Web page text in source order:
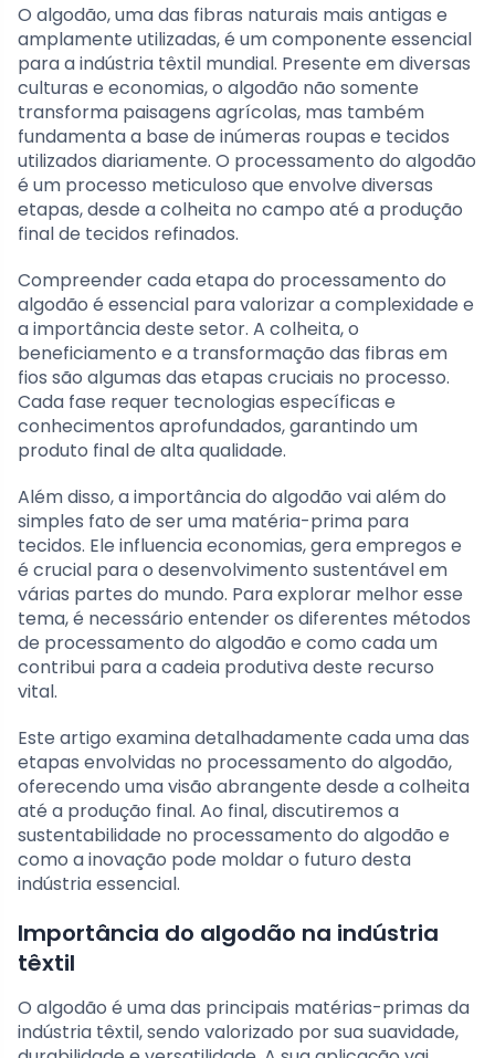
O algodão, uma das fibras naturais mais antigas e
amplamente utilizadas, é um componente essencial
para a indústria têxtil mundial. Presente em diversas
culturas e economias, o algodão não somente
transforma paisagens agrícolas, mas também
fundamenta a base de inúmeras roupas e tecidos
utilizados diariamente. O processamento do algodão
é um processo meticuloso que envolve diversas
etapas, desde a colheita no campo até a produção
final de tecidos refinados.
Compreender cada etapa do processamento do
algodão é essencial para valorizar a complexidade e
a importância deste setor. A colheita, o
beneficiamento e a transformação das fibras em
fios são algumas das etapas cruciais no processo.
Cada fase requer tecnologias específicas e
conhecimentos aprofundados, garantindo um
produto final de alta qualidade.
Além disso, a importância do algodão vai além do
simples fato de ser uma matéria-prima para
tecidos. Ele influencia economias, gera empregos e
é crucial para o desenvolvimento sustentável em
várias partes do mundo. Para explorar melhor esse
tema, é necessário entender os diferentes métodos
de processamento do algodão e como cada um
contribui para a cadeia produtiva deste recurso
vital.
Este artigo examina detalhadamente cada uma das
etapas envolvidas no processamento do algodão,
oferecendo uma visão abrangente desde a colheita
até a produção final. Ao final, discutiremos a
sustentabilidade no processamento do algodão e
como a inovação pode moldar o futuro desta
indústria essencial.
Importância do algodão na indústria
têxtil
O algodão é uma das principais matérias-primas da
indústria têxtil, sendo valorizado por sua suavidade,